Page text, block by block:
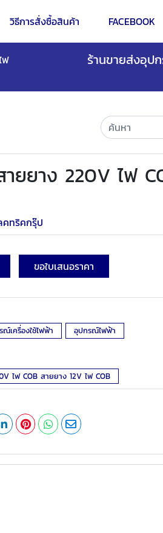
วิธีการสั่งซื้อสินค้า FACEBOOK
ฟ
ร้านขายส่งอุ
ยยาง 220V ไฟ
คทริคกรุ๊ป
ขอใบเสนอราคา
เครื่องใช้ไฟฟ้า อุปกรณ์ไฟฟ้า
ไฟ COB สายยาง 12V ไฟ COB